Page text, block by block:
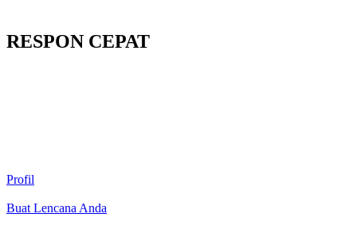
RESPON CEPAT
Profil
Buat Lencana Anda